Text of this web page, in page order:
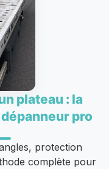
plateau : la
pro
protection
complète pour